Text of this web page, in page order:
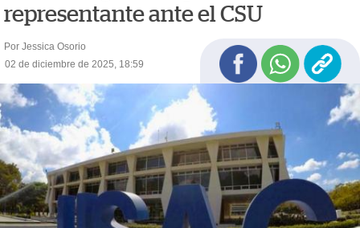
representante ante el CSU
Por Jessica Osorio
02 de diciembre de 2025, 18:59